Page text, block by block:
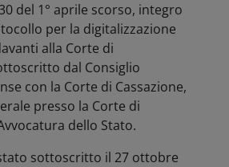
del 1° aprile scorso, integro
per la digitalizzazione
alla Corte di
dal Consiglio
con la Corte di Cassazione,
presso la Corte di
dello Stato.
sottoscritto il 27 ottobre